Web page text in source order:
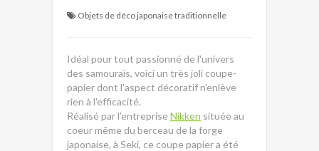
Objets de déco japonaise traditionnelle
Idéal pour tout passionné de l'univers
des samouraïs, voici un très joli coupe-
papier dont l'aspect décoratif n'enlève
rien à l'efficacité.
Réalisé par l'entreprise Nikken située au
coeur même du berceau de la forge
japonaise, à Seki, ce coupe papier a été